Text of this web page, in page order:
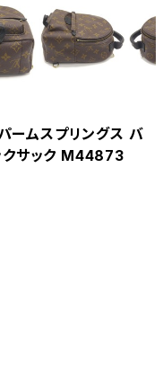
ームスプリングス バ
クサック M44873